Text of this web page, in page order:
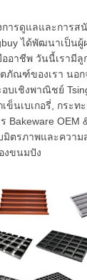
ารดูแลและการส
ได้พัฒนาเป็น
ออาชีพ วันนี้เรามี
ภัณฑ์ของเรา นอก
บเชิงพาณิชย์
ข็นเบเกอรี่, กระ
Bakeware OEM
ตรภาพและความ
งขนมปัง